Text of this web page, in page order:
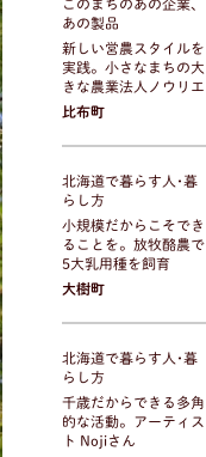
このまちのあの企業、
あの製品
新しい営農スタイルを
実践。小さなまちの大
きな農業法人ノウリエ
比布町
北海道で暮らす人･暮
らし方
小規模だからこそでき
ることを。放牧酪農で
5大乳用種を飼育
大樹町
北海道で暮らす人･暮
らし方
千歳だからできる多角
的な活動。アーティス
ト Nojiさん